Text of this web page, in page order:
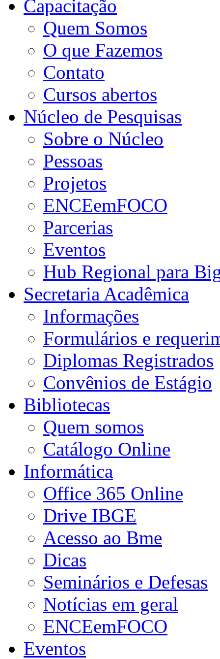
Capacitação
Quem Somos
O que Fazemos
Contato
Cursos abertos
Núcleo de Pesquisas
Sobre o Núcleo
Pessoas
Projetos
ENCEemFOCO
Parcerias
Eventos
Hub Regional para
Secretaria Acadêmica
Informações
Formulários e
Diplomas Registrados
Convênios de Estágio
Bibliotecas
Quem somos
Catálogo Online
Informática
Office 365 Online
Drive IBGE
Acesso ao Bme
Dicas
Seminários e Defesas
Notícias em geral
ENCEemFOCO
Eventos